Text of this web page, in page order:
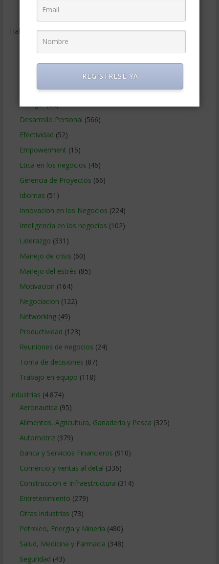
(242)
Habilidades(2.843)
Administracion del tiempo
Comunicacion en los negocios(180)
Creatividad en la empresa(96)
Delegar(22)
Desarrollo Personal (566)
Efectividad (52)
Empowerment (15)
Etica en los negocios (46)
Gerencia de Proyectos (66)
Idiomas (51)
Innovacion en los Negocios (224)
Inteligencia en los negocios (102)
Liderazgo (331)
Manejo de crisis (60)
Manejo del estrés (85)
Motivacion (164)
Negociacion (122)
Networking(49)
Productividad (123)
Reuniones de negocios (24)
Toma de decisiones (87)
Trabajo en equipo (118)
Industrias (4.874)
Aeronautica (95)
Alimentos, Agricultura, Ganaderia y Pesca (325)
Automotriz(379)
Banca y Servicios Financieros (910)
Comercio y ventas al detal (336)
Construccion e Infraestructura (314)
Entretenimiento (279)
Otras industrias (73)
Petroleo, Energia y Mineria (480)
Salud, Medicina y Farmacia (348)
Seguridad (43)
REGISTRESE YA